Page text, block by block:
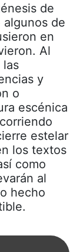
de
de
en
Al
las
y
o
escénica
estelar
los textos
como
al
hecho